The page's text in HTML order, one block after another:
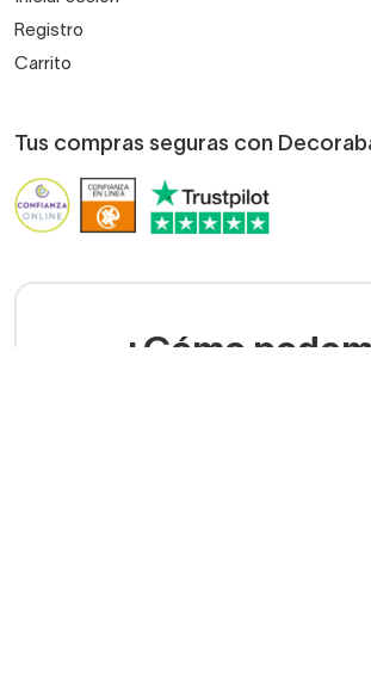
Registro
Carrito
Tus compras seguras con
¿Cómo